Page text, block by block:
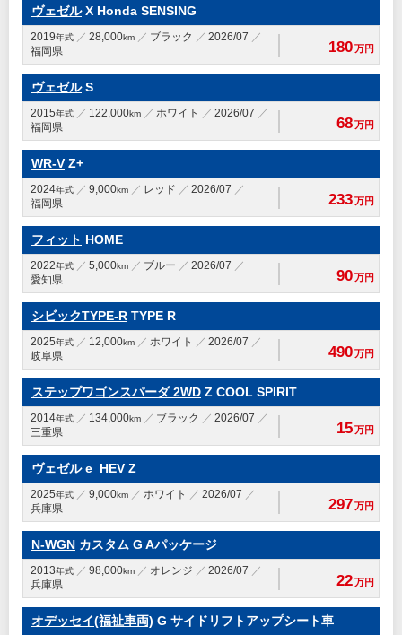
ヴェゼルX Honda SENSING
2019年式 28,000km ブラック
2026/07
福岡県
180万円
ヴェゼルS
2015年式 122,000km ホワイト
2026/07
福岡県
68万円
WR-V Z+
2024年式 9,000km レッド
2026/07
福岡県
233万円
フィット HOME
2022年式 5,000km ブルー
2026/07
愛知県
90万円
シビックTYPE-R TYPE R
2025年式 12,000km ホワイト
2026/07
岐阜県
490万円
ステップワゴンスパーダ 2WD Z COOL SPIRIT
2014年式 134,000km ブラック
2026/07
三重県
15万円
ヴェゼルe_HEV Z
2025年式 9,000km ホワイト
2026/07
兵庫県
297万円
N-WGN カスタム G Aパッケージ
2013年式 98,000km オレンジ
2026/07
兵庫県
22万円
オデッセイ(福祉車両) G サイドリフトアップシート車